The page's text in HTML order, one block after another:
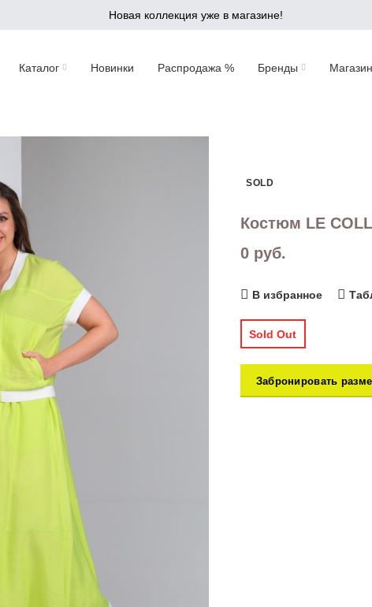
Новая коллекция уже в магазине!
Каталог Новинки Распродажа % Бренды Магазин
SOLD
Костюм LE
0 руб.
В избранное
Sold Out
Забронировать